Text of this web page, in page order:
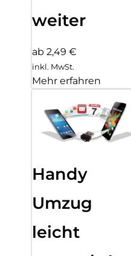
weiter
ab 2,49 €
inkl. MwSt.
Mehr erfahren
Handy
Umzug
leicht